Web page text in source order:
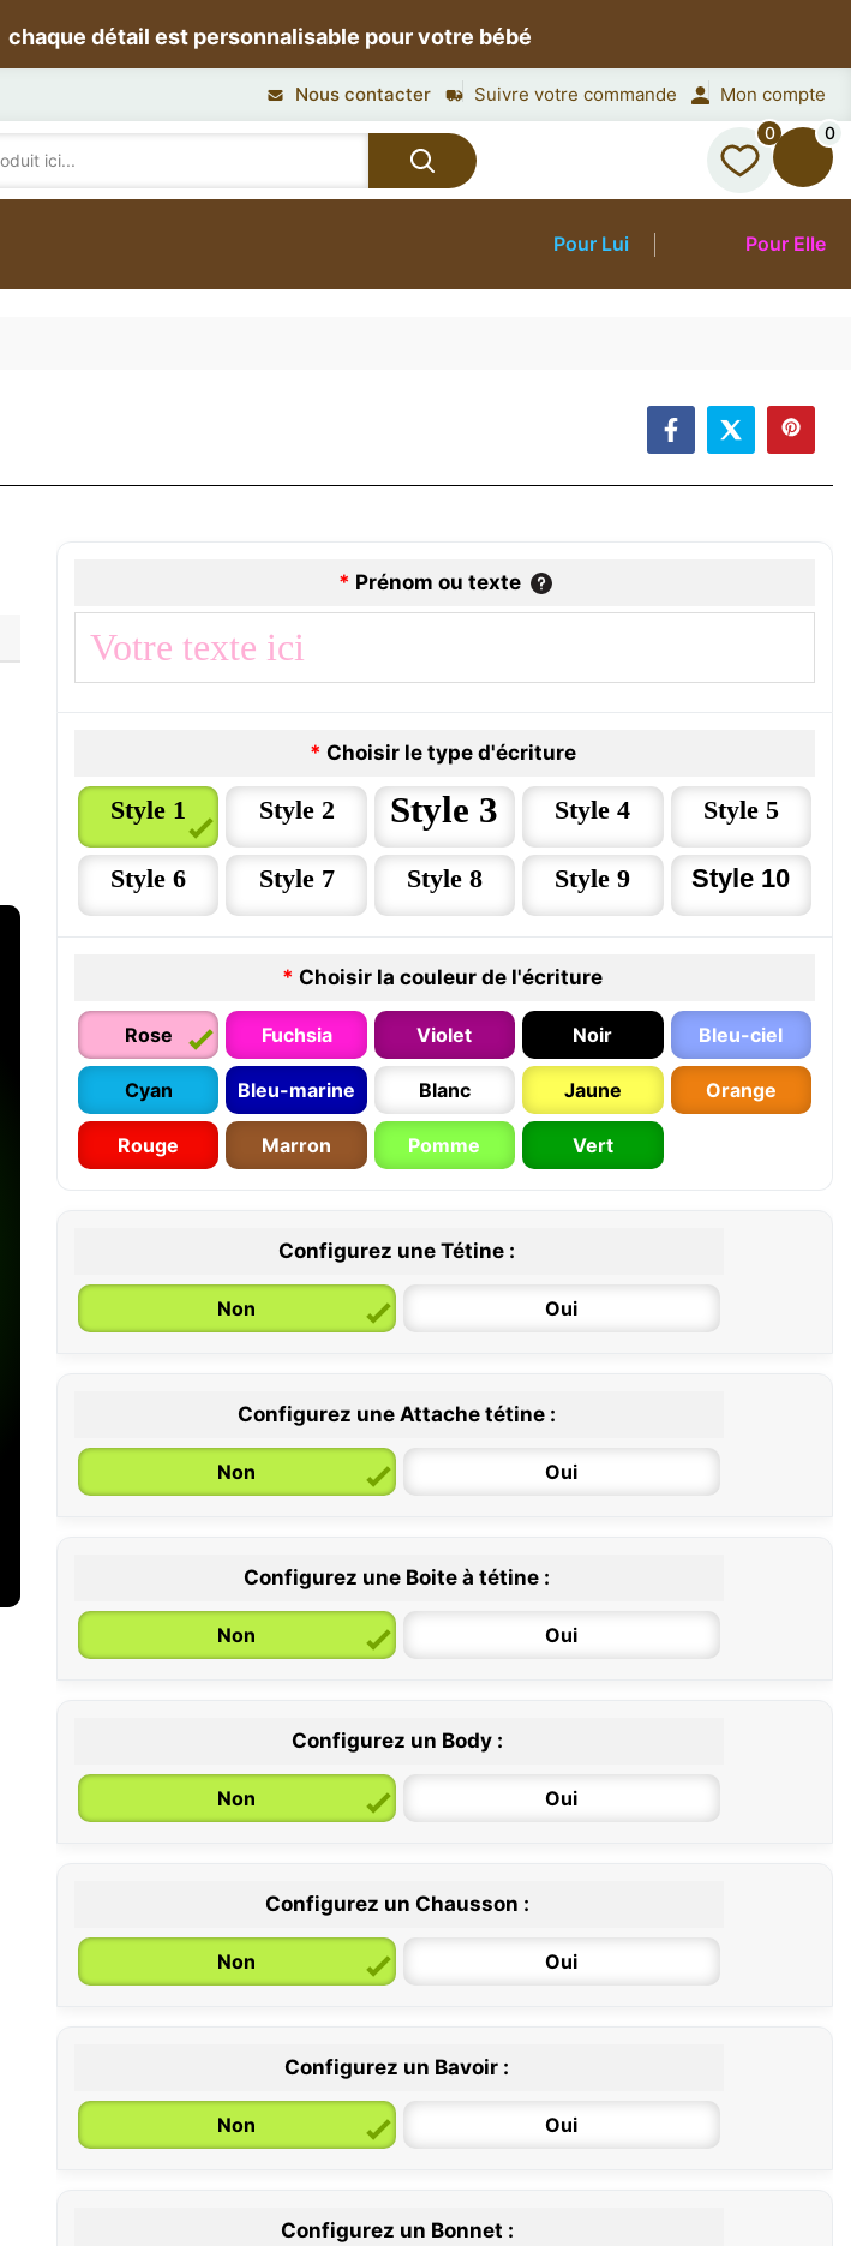
chaque détail est personnalisable pour votre bébé
Nous contacter Suivre votre commande Mon compte
0 0
Pour Lui Pour Elle
* Prénom ou texte
* Choisir le type d'écriture
Style 1 Style 2 Style 3 Style 4 Style 5
Style 6 Style 7 Style 8 Style 9 Style 10
* Choisir la couleur de l'écriture
Rose Fuchsia Violet Noir Bleu-ciel
Cyan Bleu-marine Blanc Jaune Orange
Rouge Marron Pomme Vert
Configurez une Tétine :
Non Oui
0 / 6 mois
Configurez une Attache tétine :
Non Oui
Configurez une Boite à tétine :
Non Oui
Configurez un Body :
Non Oui
6 / 12 mois
Configurez un Chausson :
Non Oui
Configurez un Bavoir :
Non Oui
Configurez un Bonnet :